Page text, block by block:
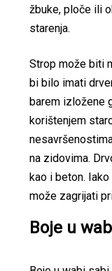
žbuke, ploče ili
starenja.
Strop može biti
bi bilo imati
barem izložene
korištenjem
na zidovima.
kao i beton.
može zagrijati
Boje u